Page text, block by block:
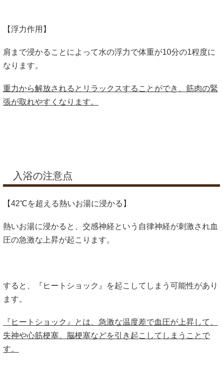
【浮力作用】
肩まで浸かることによって水の浮力で体重が10分の1程度に
なります。
重力から解放されるとリラックスすることができ、筋肉の緊
張が取れやすくなります。
入浴の注意点
【42℃を超える熱いお湯に浸かる】
熱いお湯に浸かると、交感神経という自律神経が刺激され血
圧の急激な上昇が起こります。
すると、『ヒートショック』を起こしてしまう可能性があり
ます。
『ヒートショック』とは、急激な温度差で血圧が上昇して、
失神や心筋梗塞、脳梗塞などを引き起こしてしまうことで
す。